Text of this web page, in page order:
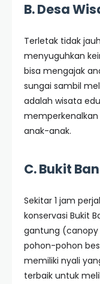
B. Desa
Terletak tidak
menyuguhkan
bisa mengajak
sungai sambil
adalah wisata
anak-anak.
C. Bukit
Sekitar 1 jam
konservasi Bukit
gantung
pohon-pohon
memiliki nyali
terbaik untuk